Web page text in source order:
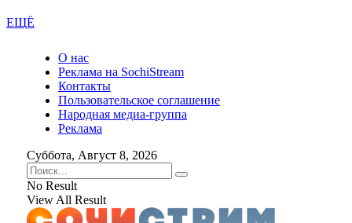
ЕЩЁ
О нас
Реклама на SochiStream
Контакты
Пользовательское соглашение
Народная медиа-группа
Реклама
Суббота, Август 8, 2026
No Result
View All Result